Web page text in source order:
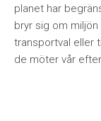
planet har
bryr sig om
transportval eller
de möter vår